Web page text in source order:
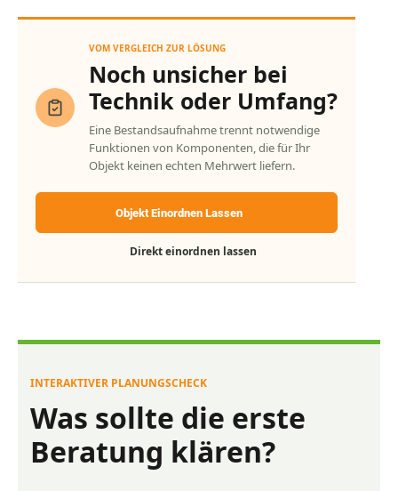
VOM VERGLEICH ZUR LÖSUNG
Noch unsicher bei
Technik oder Umfang?
Eine Bestandsaufnahme trennt notwendige
Funktionen von Komponenten, die für Ihr
Objekt keinen echten Mehrwert liefern.
Objekt Einordnen Lassen
Direkt einordnen lassen
INTERAKTIVER PLANUNGSCHECK
Was sollte die erste
Beratung klären?